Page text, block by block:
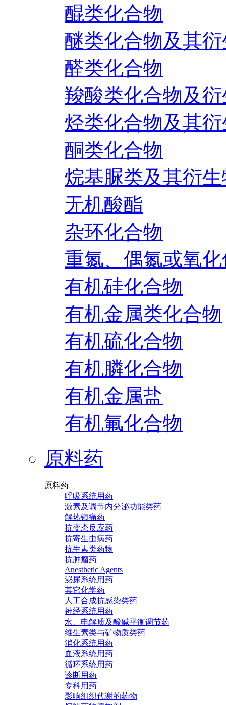
醌类化合物
醚类化合物及其
醛类化合物
羧酸类化合物及
烃类化合物及其
酮类化合物
烷基脲类及其衍
无机酸酯
杂环化合物
重氮、偶氮或氧
有机硅化合物
有机金属类化合物
有机硫化合物
有机膦化合物
有机金属盐
有机氟化合物
原料药
原料药
呼吸系统用药
激素及调节内分泌功能类药
解热镇痛药
抗变态反应药
抗寄生虫病药
抗生素类药物
抗肿瘤药
Anesthetic Agents
泌尿系统用药
其它化学药
人工合成抗感染类药
神经系统用药
水、电解质及酸碱平衡调节药
维生素类与矿物质类药
消化系统用药
血液系统用药
循环系统用药
诊断用药
专科用药
影响组织代谢的药物